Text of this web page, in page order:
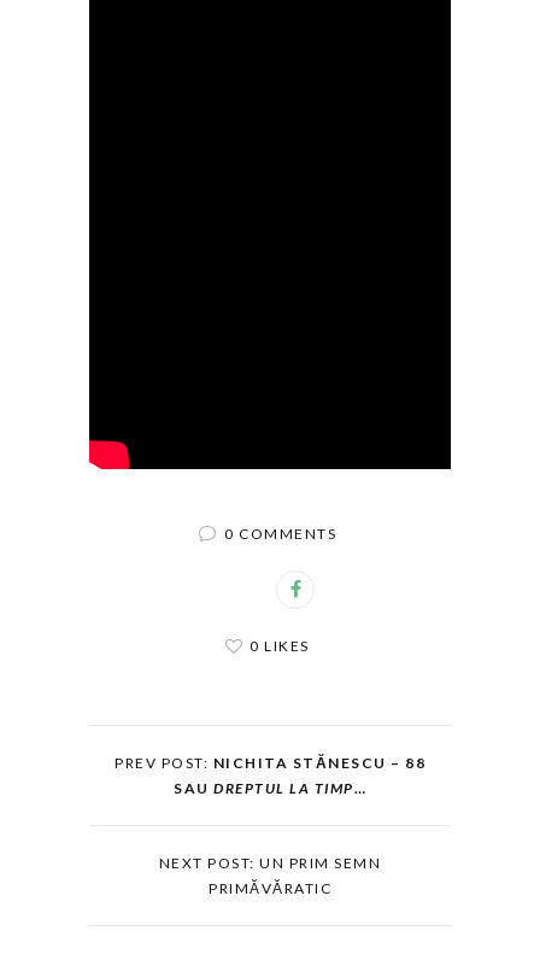
0 COMMENTS
0 LIKES
PREV POST: NICHITA STĂNESCU – 88
SAU DREPTUL LA TIMP…
NEXT POST: UN PRIM SEMN
PRIMĂVĂRATIC